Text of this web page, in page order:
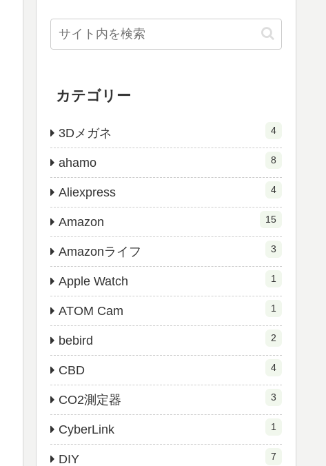
カテゴリー
3Dメガネ 4
ahamo 8
Aliexpress 4
Amazon 15
Amazonライフ 3
Apple Watch 1
ATOM Cam 1
bebird 2
CBD 4
CO2測定器 3
CyberLink 1
DIY 7